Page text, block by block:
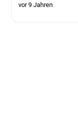
vor 9 Jahren